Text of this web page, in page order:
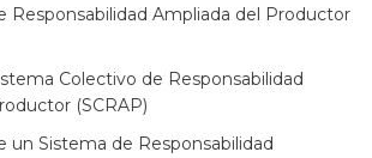
Responsabilidad Ampliada del Productor
Colectivo de Responsabilidad
(SCRAP)
un Sistema de Responsabilidad